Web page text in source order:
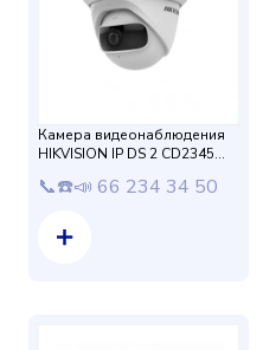
Камера видеонаблюдения
HIKVISION IP DS 2 CD2345
📞☎️📣 66 234 34 50